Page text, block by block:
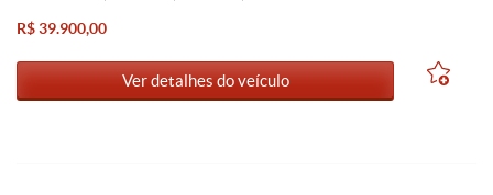
R$ 39.900,00
Ver detalhes do veículo